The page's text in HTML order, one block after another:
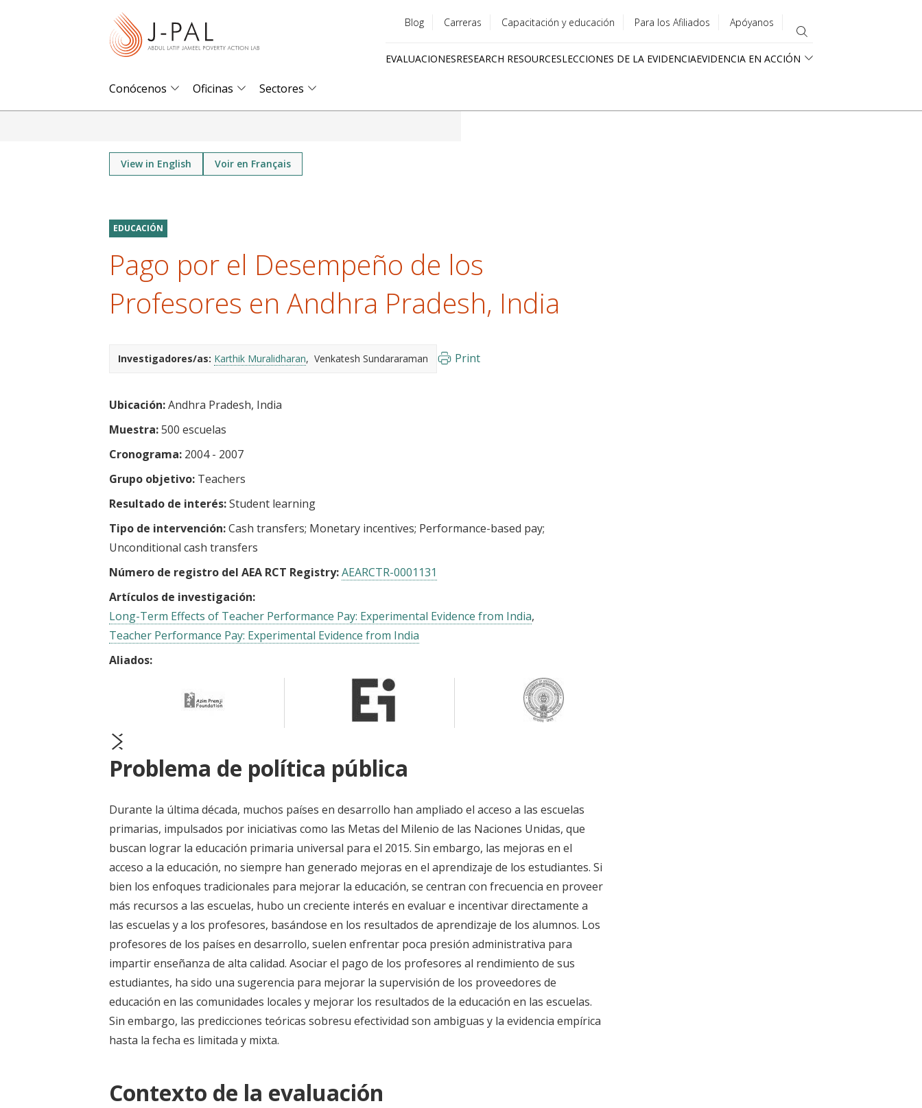
menu
Blog Carreras Capacitación y educación Para los Afiliados Apóyanos
EVALUACIONESRESEARCH RESOURCESLECCIONES DE LA EVIDENCIAEVIDENCIA EN ACCIÓN
Conócenos Oficinas Sectores
View in English Voir en Français
EDUCACIÓN
Pago por el Desempeño de los
Profesores en Andhra Pradesh, India
Investigadores/as: Karthik Muralidharan Venkatesh Sundararaman Print
Ubicación:Andhra Pradesh, India
Muestra:500 escuelas
Cronograma: 2004 - 2007
Grupo objetivo: Teachers
Resultado de interés:Student learning
Tipo de intervención:Cash transfers Monetary incentives Performance-based pay
Unconditional cash transfers
Número de registro del AEA RCT Registry:AEARCTR-0001131
Artículos de investigación:
Long-Term Effects of Teacher Performance Pay: Experimental Evidence from India
Teacher Performance Pay: Experimental Evidence from India
Aliados:
Problema de política pública
Durante la última década, muchos países en desarrollo han ampliado el acceso a las escuelas
primarias, impulsados por iniciativas como las Metas del Milenio de las Naciones Unidas, que
buscan lograr la educación primaria universal para el 2015. Sin embargo, las mejoras en el
acceso a la educación, no siempre han generado mejoras en el aprendizaje de los estudiantes. Si
bien los enfoques tradicionales para mejorar la educación, se centran con frecuencia en proveer
más recursos a las escuelas, hubo un creciente interés en evaluar e incentivar directamente a
las escuelas y a los profesores, basándose en los resultados de aprendizaje de los alumnos. Los
profesores de los países en desarrollo, suelen enfrentar poca presión administrativa para
impartir enseñanza de alta calidad. Asociar el pago de los profesores al rendimiento de sus
estudiantes, ha sido una sugerencia para mejorar la supervisión de los proveedores de
educación en las comunidades locales y mejorar los resultados de la educación en las escuelas.
Sin embargo, las predicciones teóricas sobresu efectividad son ambiguas y la evidencia empírica
hasta la fecha es limitada y mixta.
Contexto de la evaluación